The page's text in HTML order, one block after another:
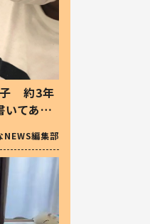
子 約3年
いてあっ
NEWS編集部